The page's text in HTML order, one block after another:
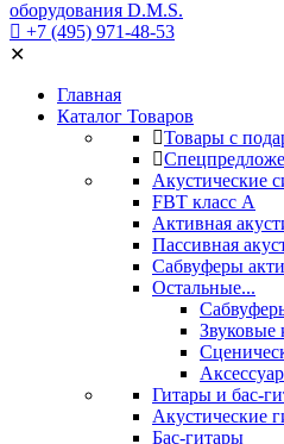
+7 (495) 971-48-53
✕
Главная
Каталог Товаров
Товары с
Акустические
FBT класс А
Активная
Пассивная
Сабвуферы
Остальные...
Звуковые
Гитары и бас-
Акустические
Бас-гитары